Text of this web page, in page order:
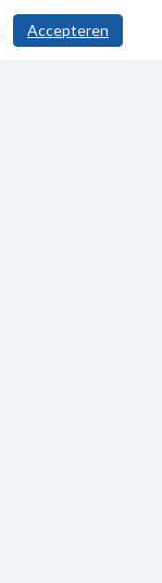
/ 568
Accepteren